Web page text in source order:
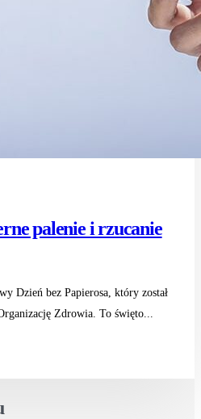
palenie i rzucanie
Dzień bez Papierosa, który został
Zdrowia. To święto...